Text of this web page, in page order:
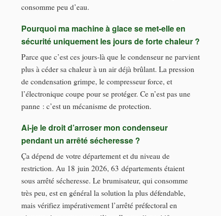
consomme peu d’eau.
Pourquoi ma machine à glace se met-elle en
sécurité uniquement les jours de forte chaleur ?
Parce que c’est ces jours-là que le condenseur ne parvient
plus à céder sa chaleur à un air déjà brûlant. La pression
de condensation grimpe, le compresseur force, et
l’électronique coupe pour se protéger. Ce n’est pas une
panne : c’est un mécanisme de protection.
Ai-je le droit d’arroser mon condenseur
pendant un arrêté sécheresse ?
Ça dépend de votre département et du niveau de
restriction. Au 18 juin 2026, 63 départements étaient
sous arrêté sécheresse. Le brumisateur, qui consomme
très peu, est en général la solution la plus défendable,
mais vérifiez impérativement l’arrêté préfectoral en